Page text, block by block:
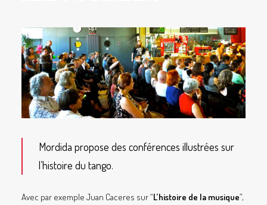
Mordida propose des conférences illustrées sur
l’histoire du tango.
Avec par exemple Juan Caceres sur “L’histoire de la musique”,